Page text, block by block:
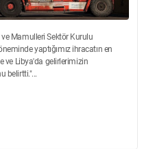
Mamulleri Sektör Kurulu
yaptığımız ihracatın en
ve Libya'da gelirlerimizin
belirtti."...